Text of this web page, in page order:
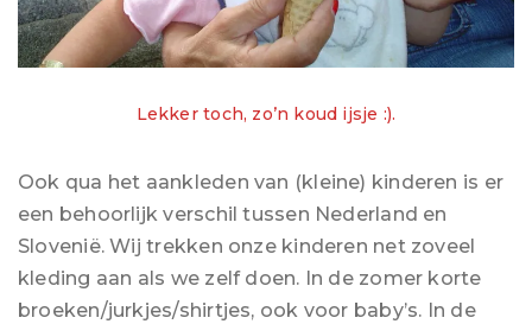
Lekker toch, zo’n koud ijsje :).
Ook qua het aankleden van (kleine) kinderen is er
een behoorlijk verschil tussen Nederland en
Slovenië. Wij trekken onze kinderen net zoveel
kleding aan als we zelf doen. In de zomer korte
broeken/jurkjes/shirtjes, ook voor baby’s. In de